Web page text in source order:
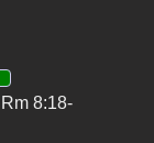
8:18-